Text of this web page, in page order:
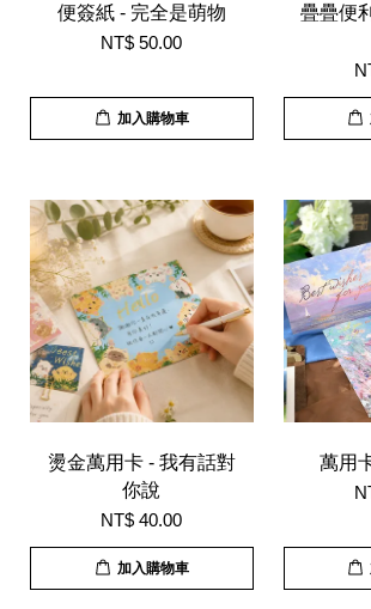
便簽紙 - 完全是萌物
NT$ 50.00
加入購物車
疊疊便
燙金萬用卡 - 我有話對
你說
NT$ 40.00
加入購物車
萬用